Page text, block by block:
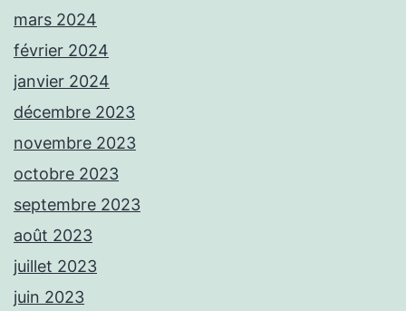
mars 2024
février 2024
janvier 2024
décembre 2023
novembre 2023
octobre 2023
septembre 2023
août 2023
juillet 2023
juin 2023